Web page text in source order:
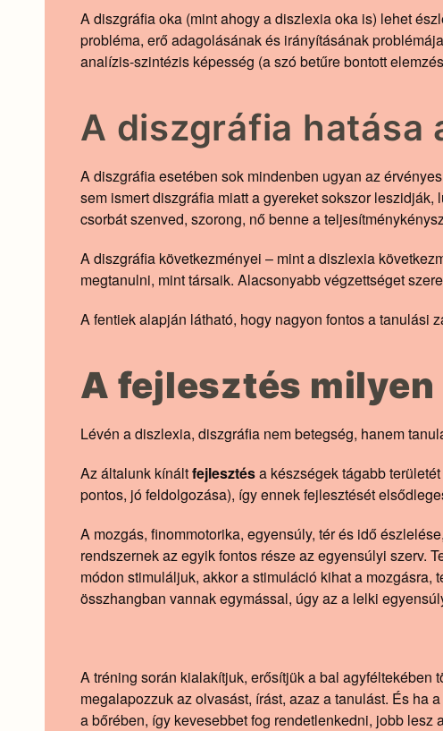
A diszgráfia oka (mint ahogy a diszlexia oka is) lehet
probléma, erő adagolásának és irányításának
analízis-szintézis képesség (a szó betűre bontott
A diszgráfia hatása
A diszgráfia esetében sok mindenben ugyan az
sem ismert diszgráfia miatt a gyereket sokszor
csorbát szenved, szorong, nő benne a
A diszgráfia következményei – mint a diszlexia
megtanulni, mint társaik. Alacsonyabb végzettséget
A fentiek alapján látható, hogy nagyon fontos a tanulási
A fejlesztés
Lévén a diszlexia, diszgráfia nem betegség, hanem
Az általunk kínáltfejlesztésa készségek tágabb
pontos, jó feldolgozása), így ennek fejlesztését
A mozgás, finommotorika, egyensúly, tér és idő
rendszernek az egyik fontos része az egyensúlyi szerv.
módon stimuláljuk, akkor a stimuláció kihat a
összhangban vannak egymással, úgy az a lelki
A tréning során kialakítjuk, erősítjük a bal agyféltekében
megalapozzuk az olvasást, írást, azaz a tanulást. És ha
a bőrében, így kevesebbet fog rendetlenkedni, jobb